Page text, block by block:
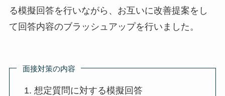
る模擬回答を行いながら、お互いに改善提案をし
て回答内容のブラッシュアップを行いました。
面接対策の内容
想定質問に対する模擬回答